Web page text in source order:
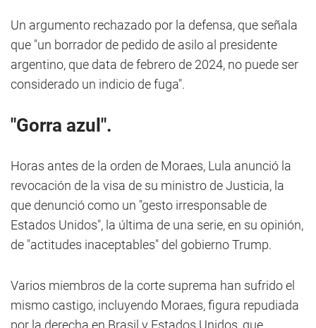
Un argumento rechazado por la defensa, que señala
que "un borrador de pedido de asilo al presidente
argentino, que data de febrero de 2024, no puede ser
considerado un indicio de fuga".
"Gorra azul".
Horas antes de la orden de Moraes, Lula anunció la
revocación de la visa de su ministro de Justicia, la
que denunció como un "gesto irresponsable de
Estados Unidos", la última de una serie, en su opinión,
de "actitudes inaceptables" del gobierno Trump.
Varios miembros de la corte suprema han sufrido el
mismo castigo, incluyendo Moraes, figura repudiada
por la derecha en Brasil y Estados Unidos, que